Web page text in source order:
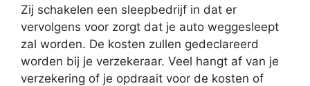
Zij schakelen een sleepbedrijf in dat er
vervolgens voor zorgt dat je auto weggesleept
zal worden. De kosten zullen gedeclareerd
worden bij je verzekeraar. Veel hangt af van je
verzekering of je opdraait voor de kosten of